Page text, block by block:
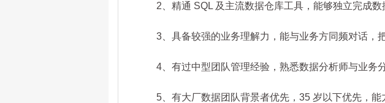
2、精通 SQL 及主流数据仓库工具，能够独立完成数
3、具备较强的业务理解力，能与业务方同频对话，把
4、有过中型团队管理经验，熟悉数据分析师与业务分
5、有大厂数据团队背景者优先，35 岁以下优先，能